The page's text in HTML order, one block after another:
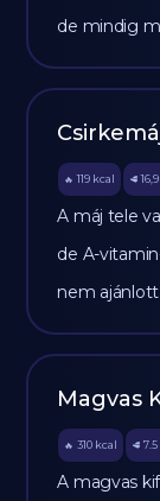
de mindig
🔥 119 kcal 🥩 16,9
A máj tele
de A-
nem
Magvas
🔥 310 kcal 🥩 7.5
A magvas